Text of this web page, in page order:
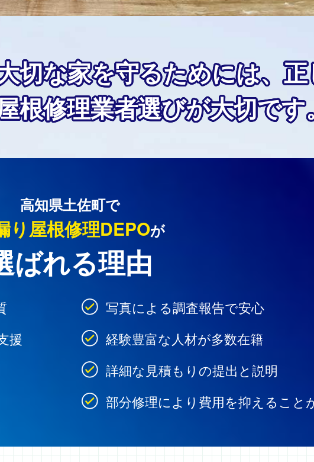
切な家を守るためには、
根修理業者選びが大切です
高知県土佐町で
り屋根修理DEPOが
ばれる理由
写真による調査報告で安心
援
経験豊富な人材が多数在籍
詳細な見積もりの提出と説明
部分修理により費用を抑えること